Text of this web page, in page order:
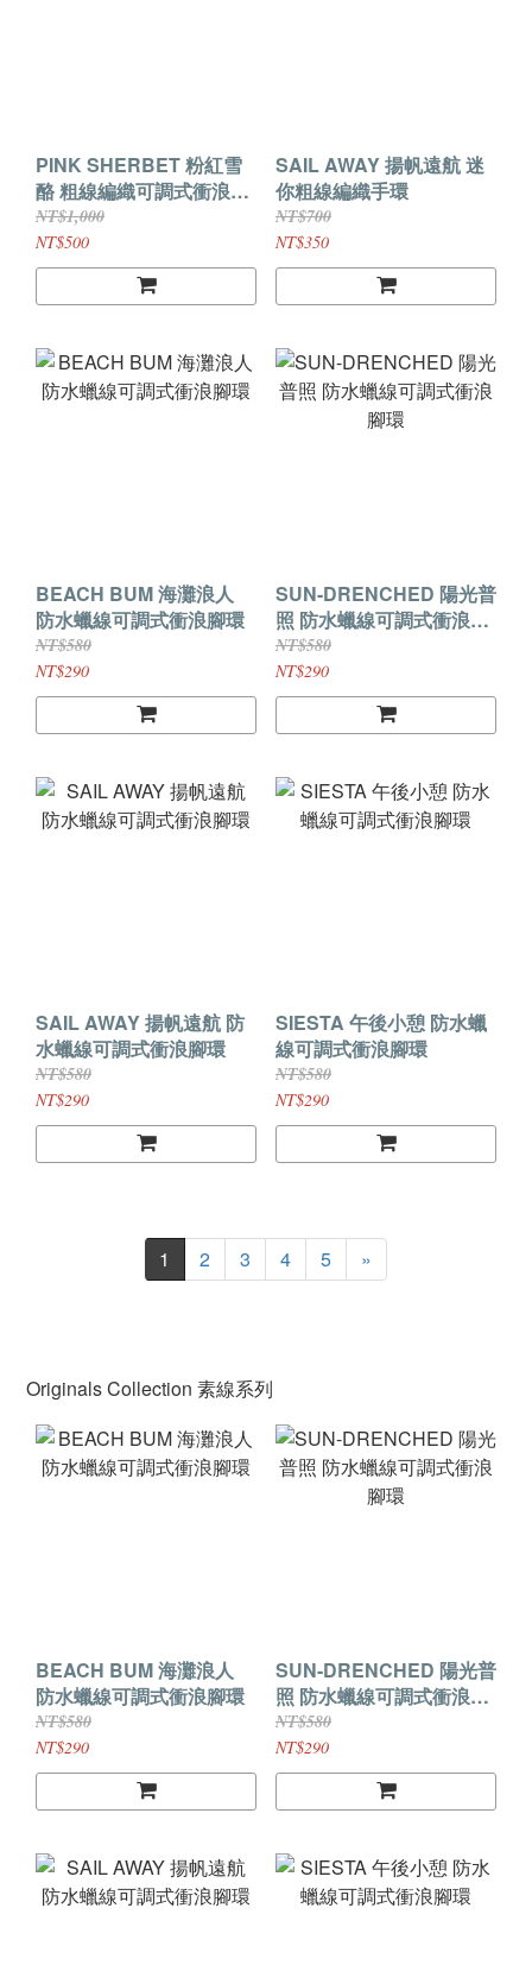
PINK SHERBET 粉紅雪
酪 粗線編織可調式衝浪手
環
NT$1,000
NT$500
SAIL AWAY 揚帆遠航 迷
你粗線編織手環
NT$700
NT$350
BEACH BUM 海灘浪人
防水蠟線可調式衝浪腳環
NT$580
NT$290
SUN-DRENCHED 陽光普
照 防水蠟線可調式衝浪腳
環
NT$580
NT$290
SAIL AWAY 揚帆遠航 防
水蠟線可調式衝浪腳環
NT$580
NT$290
SIESTA 午後小憩 防水蠟
線可調式衝浪腳環
NT$580
NT$290
1 2 3 4 5 »
Originals Collection 素線系列
BEACH BUM 海灘浪人
防水蠟線可調式衝浪腳環
NT$580
NT$290
SUN-DRENCHED 陽光普
照 防水蠟線可調式衝浪腳
環
NT$580
NT$290